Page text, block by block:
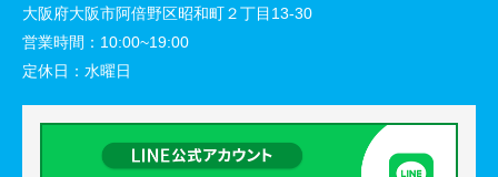
大阪府大阪市阿倍野区昭和町２丁目13-30
営業時間： 10:00~19:00
定休日： 水曜日